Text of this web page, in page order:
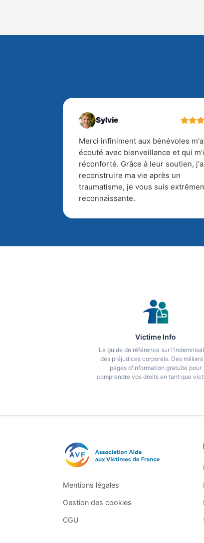
Sylvie
Merci infiniment aux bénévoles
écouté avec bienveillance et qui
réconforté. Grâce à leur soutien,
reconstruire ma vie après un
traumatisme, je vous suis
reconnaissante.
Victime Info
Le guide de référence sur
des préjudices corporels. Des milliers
pages d'information gratuite pour
comprendre vos droits en tant que
Mentions légales
Gestion des cookies
CGU